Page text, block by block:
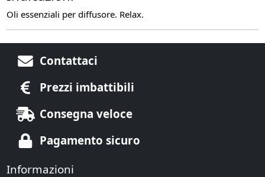
Oli essenziali per diffusore. Relax.
Contattaci
Prezzi imbattibili
Consegna veloce
Pagamento sicuro
Informazioni